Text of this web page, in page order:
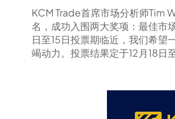
KCM Trade首席市场分析师Tim
名，成功入围两大奖项：最佳市
日至15日投票期临近，我们希
竭动力。投票结果定于12月18日